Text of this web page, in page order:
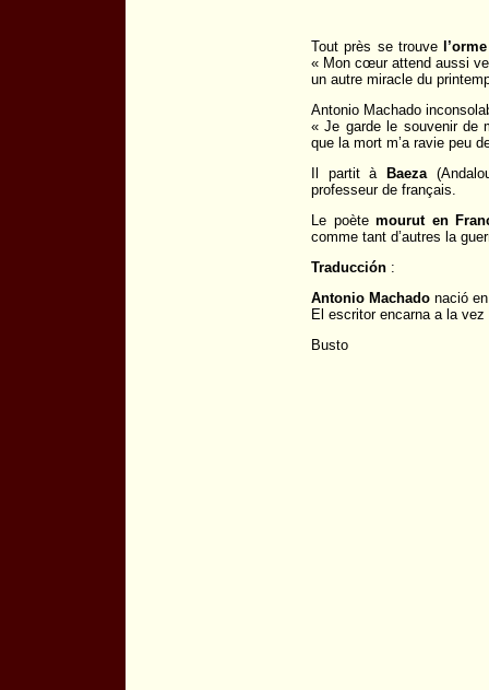
Tout près se trouve
« Mon cœur attend aussi
un autre miracle du
Antonio Machado
« Je garde le souvenir de
que la mort m’a ravie peu
Il partit à
Baeza
professeur de français.
Le poète mourut en
comme tant d’autres la
Traducción :
Antonio Machado nació
El escritor encarna a la
Busto